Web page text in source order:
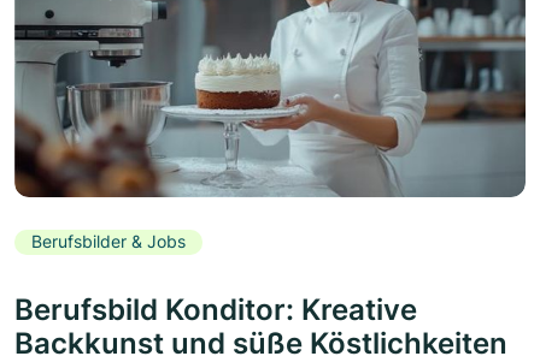
Berufsbilder & Jobs
Berufsbild Konditor: Kreative
Backkunst und süße Köstlichkeiten